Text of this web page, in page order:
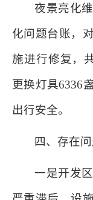
夜景亮化
化问题台账，
施进行修复，
更换灯具6336
出行安全。
四、存在
一是开发